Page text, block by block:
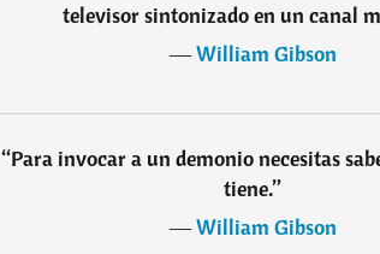
televisor sintonizado en un canal
―William Gibson
“Para invocar a un demonio necesitas
tiene.”
―William Gibson